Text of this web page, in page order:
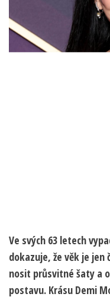
Ve svých 63 letech
dokazuje, že věk je
nosit průsvitné šaty a
postavu. Krásu Demi